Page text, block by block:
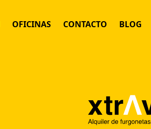
OFICINAS CONTACTO BLOG